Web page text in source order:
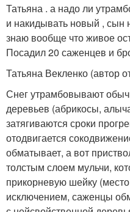
Татьяна . а надо ли
и накидывать новый , сын
знаю вообще что живое
Посадил 20 саженцев и
Татьяна Векленко (автор
Снег утрамбовывают
деревьев (абрикосы,
затягиваются сроки
отодвигается
обматывает, а вот
толстым слоем мульчи,
прикорневую шейку
исключением, саженцы